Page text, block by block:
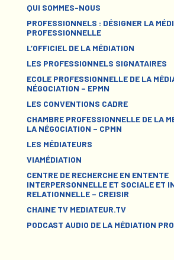
QUI SOMMES-NOUS
PROFESSIONNELS : DÉSIGNER LA
PROFESSIONNELLE
L’OFFICIEL DE LA MÉDIATION
LES PROFESSIONNELS SIGNATAIRES
ECOLE PROFESSIONNELLE DE LA
NÉGOCIATION – EPMN
LES CONVENTIONS CADRE
CHAMBRE PROFESSIONNELLE DE LA
LA NÉGOCIATION – CPMN
LES MÉDIATEURS
VIAMÉDIATION
CENTRE DE RECHERCHE EN ENTENTE
INTERPERSONNELLE ET SOCIALE ET
RELATIONNELLE – CREISIR
CHAINE TV MEDIATEUR.TV
PODCAST AUDIO DE LA MÉDIATION